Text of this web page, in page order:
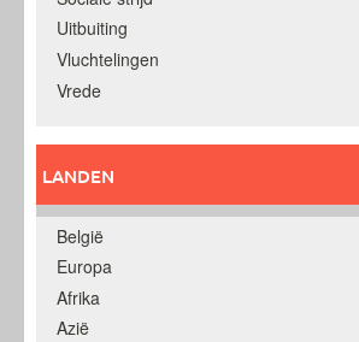
Uitbuiting
Vluchtelingen
Vrede
LANDEN
België
Europa
Afrika
Azië